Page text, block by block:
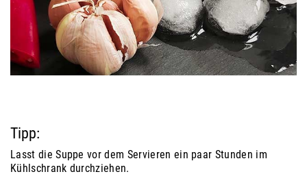
Tipp:
Lasst die Suppe vor dem Servieren ein paar Stunden im
Kühlschrank durchziehen.